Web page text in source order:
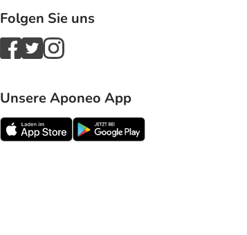
Folgen Sie uns
Unsere Aponeo App